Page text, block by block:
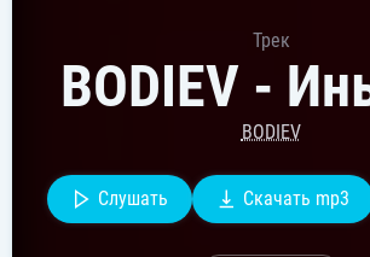
Трек
BODIEV -
BODIEV
Слушать Скачать mp3